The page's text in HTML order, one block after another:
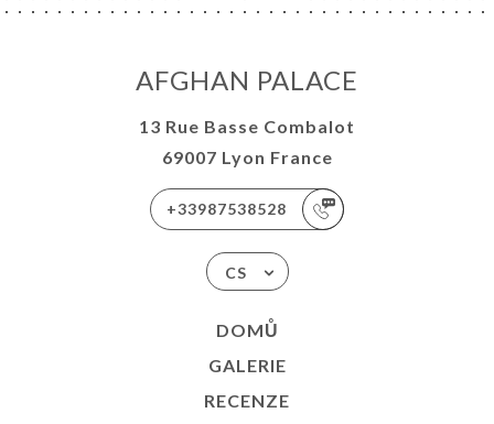
AFGHAN PALACE
13 Rue Basse Combalot
69007 Lyon France
+33987538528
CS
DOMŮ
GALERIE
RECENZE